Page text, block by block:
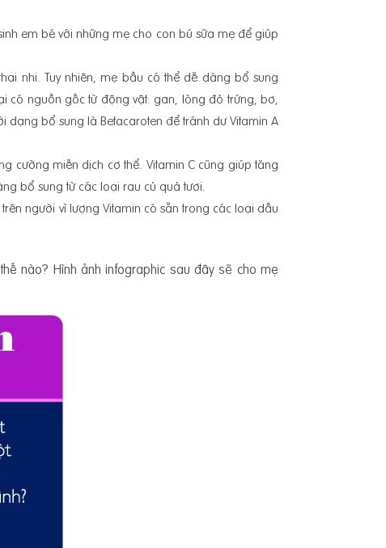
em bé với những mẹ cho con bú sữa mẹ để giúp
nhi. Tuy nhiên, mẹ bầu có thể dễ dàng bổ sung
có nguồn gốc từ động vật: gan, lòng đỏ trứng, bơ,
dạng bổ sung là Betacaroten để tránh dư Vitamin A
cường miễn dịch cơ thể. Vitamin C cũng giúp tăng
bổ sung từ các loại rau củ quả tươi.
người vì lượng Vitamin có sẵn trong các loại dầu
nào? Hình ảnh infographic sau đây sẽ cho mẹ